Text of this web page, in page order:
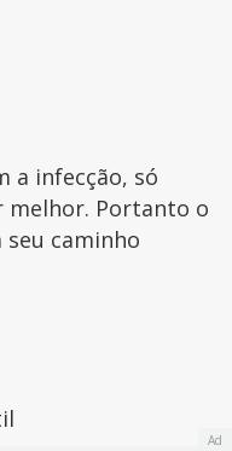
a infecção, só
melhor. Portanto o
caminho
Ad